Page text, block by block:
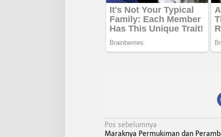
N
Pos sebelumnya
Maraknya Permukiman dan